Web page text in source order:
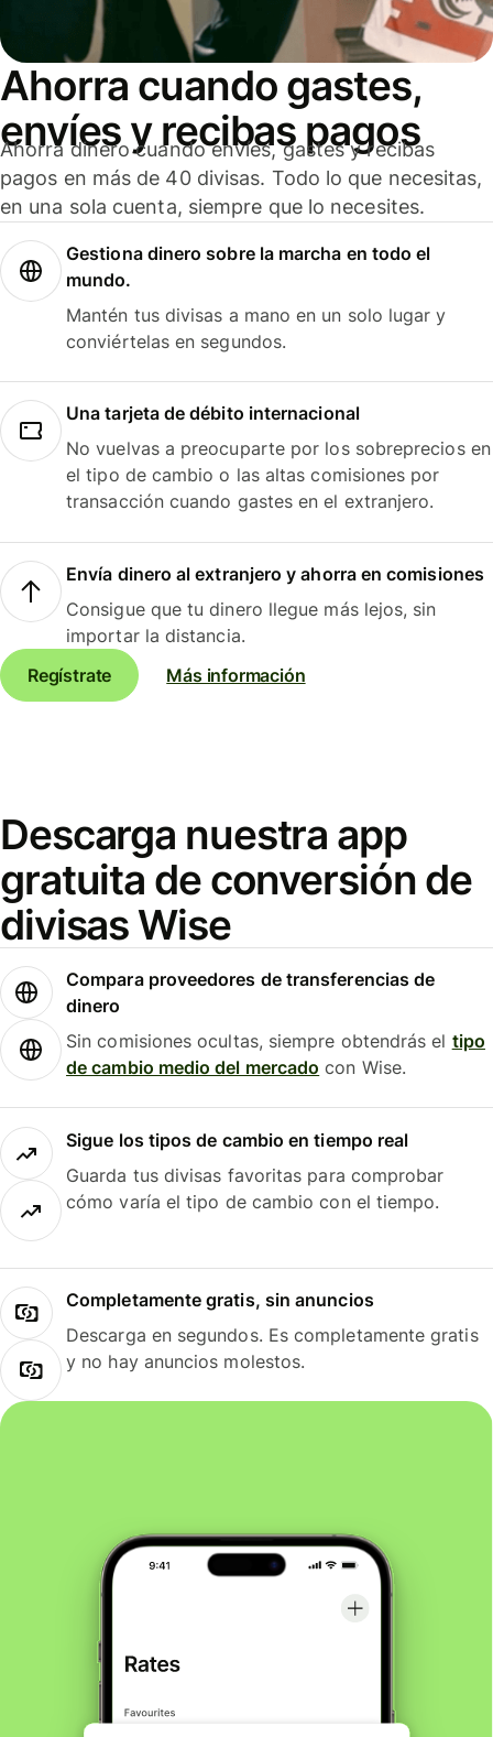
Ahorra cuando gastes,
envíes y recibas pagos
Ahorra dinero cuando envíes, gastes y recibas
pagos en más de 40 divisas. Todo lo que necesitas,
en una sola cuenta, siempre que lo necesites.
Gestiona dinero sobre la marcha en todo el
mundo.
Mantén tus divisas a mano en un solo lugar y
conviértelas en segundos.
Una tarjeta de débito internacional
No vuelvas a preocuparte por los sobreprecios en
el tipo de cambio o las altas comisiones por
transacción cuando gastes en el extranjero.
Envía dinero al extranjero y ahorra en comisiones
Consigue que tu dinero llegue más lejos, sin
importar la distancia.
Regístrate
Más información
Descarga nuestra app
gratuita de conversión de
divisas Wise
Compara proveedores de transferencias de
dinero
Sin comisiones ocultas, siempre obtendrás el tipo
de cambio medio del mercado con Wise.
Sigue los tipos de cambio en tiempo real
Guarda tus divisas favoritas para comprobar
cómo varía el tipo de cambio con el tiempo.
Completamente gratis, sin anuncios
Descarga en segundos. Es completamente gratis
y no hay anuncios molestos.